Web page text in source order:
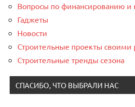
Вопросы по финансированию и
Гаджеты
Новости
Строительные проекты своими
Строительные тренды сезона
СПАСИБО, ЧТО ВЫБРАЛИ НАС